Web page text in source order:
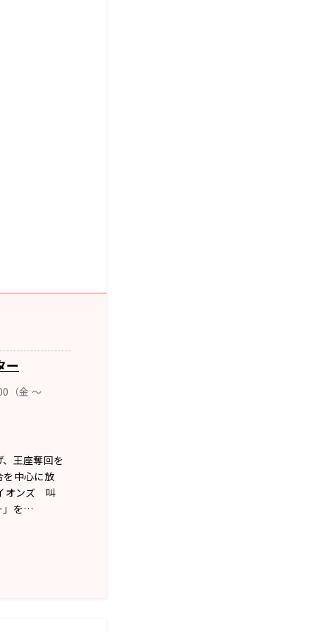
ー
（金 ～
王座奪回を
を中心に放
オンズ 叫
」を…